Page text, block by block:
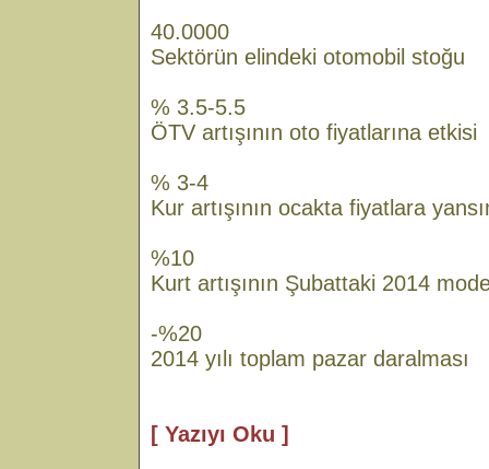
40.0000
Sektörün elindeki otomobil stoğu
% 3.5-5.5
ÖTV artışının oto fiyatlarına etkisi
% 3-4
Kur artışının ocakta fiyatlara
%10
Kurt artışının Şubattaki 2014
-%20
2014 yılı toplam pazar daralması
[ Yazıyı Oku ]